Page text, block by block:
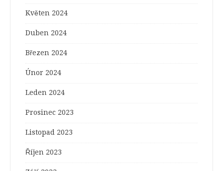
Květen 2024
Duben 2024
Březen 2024
Únor 2024
Leden 2024
Prosinec 2023
Listopad 2023
Říjen 2023